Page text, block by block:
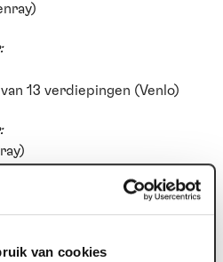
van cookies
13 verdiepingen (Venlo)